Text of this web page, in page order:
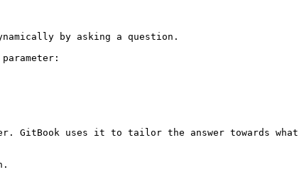
by asking a question.
GitBook uses it to tailor the answer towards what